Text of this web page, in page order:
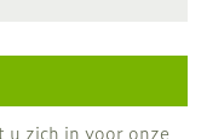
zich in voor onze